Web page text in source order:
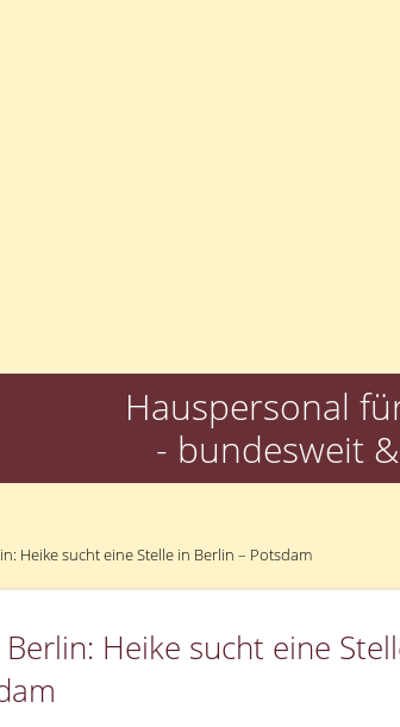
Hauspersonal
- bundesweit
Heike sucht eine Stelle in Berlin – Potsdam
Heike sucht eine